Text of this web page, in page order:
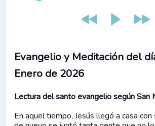
Evangelio y Meditación del
Enero de 2026
Lectura del santo evangelio según
En aquel tiempo, Jesús llegó a casa